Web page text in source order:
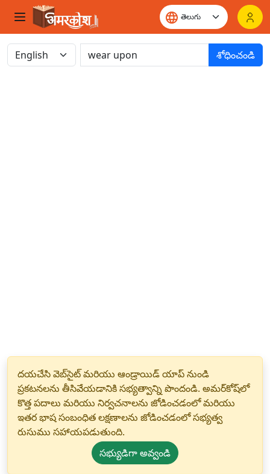
శోధించండి
దయచేసి వెబ్‌సైట్ మరియు ఆండ్రాయిడ్ యాప్ నుండి
ప్రకటనలను తీసివేయడానికి సభ్యత్వాన్ని పొందండి. అమర్‌కోష్‌లో
కొత్త పదాలు మరియు నిర్వచనాలను జోడించడంలో మరియు
ఇతర భాష సంబంధిత లక్షణాలను జోడించడంలో సభ్యత్వ
రుసుము సహాయపడుతుంది.
సభ్యుడిగా అవ్వండి